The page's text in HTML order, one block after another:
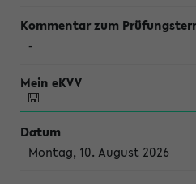
-
Montag, 10. August 2026